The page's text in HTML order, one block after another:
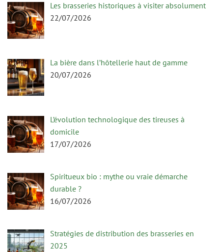
Les brasseries historiques à visiter absolument
22/07/2026
La bière dans l’hôtellerie haut de gamme
20/07/2026
L’évolution technologique des tireuses à
domicile
17/07/2026
Spiritueux bio : mythe ou vraie démarche
durable ?
16/07/2026
Stratégies de distribution des brasseries en
2025